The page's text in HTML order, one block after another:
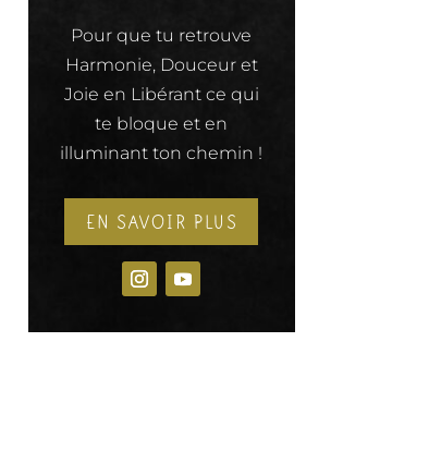
Pour que tu retrouve
Harmonie, Douceur et
Joie en Libérant ce qui
te bloque et en
illuminant ton chemin !
EN SAVOIR PLUS